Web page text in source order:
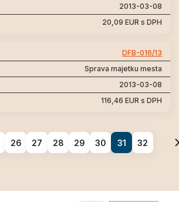
2013-03-08
20,09 EUR s DPH
DFB-016/13
Sprava majetku mesta
2013-03-08
116,46 EUR s DPH
26 27 28 29 30 31 32